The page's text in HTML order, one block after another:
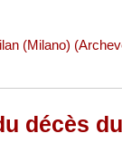
(Milano)
décès